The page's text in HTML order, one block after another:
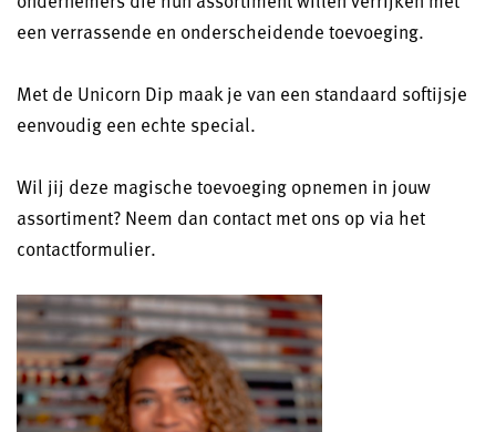
een verrassende en onderscheidende toevoeging.
Met de Unicorn Dip maak je van een standaard softijsje
eenvoudig een echte special.
Wil jij deze magische toevoeging opnemen in jouw
assortiment? Neem dan contact met ons op via het
contactformulier.